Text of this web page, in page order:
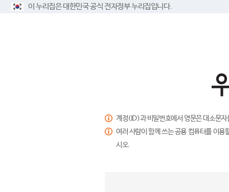
이 누리집은 대한민국 공식 전자정부 누리집입니다.
계정(ID)과 비밀번호에서 영문은 대소문
여러 사람이 함께 쓰는 공용 컴퓨터를 이
시오.